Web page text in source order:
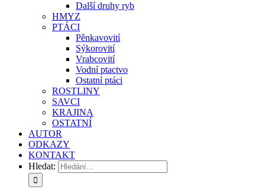
Další druhy ryb
HMYZ
PTÁCI
Pěnkavovití
Sýkorovití
Vrabcovití
Vodní ptactvo
Ostatní ptáci
ROSTLINY
SAVCI
KRAJINA
OSTATNÍ
AUTOR
ODKAZY
KONTAKT
Hledat: